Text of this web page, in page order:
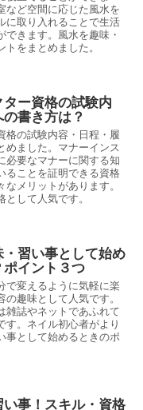
など空間に応じた風水を
に取り入れることで生活
できます。風水を趣味・
をまとめました。
ー資格の試験内
書き方は？
格の試験内容・日程・履
めました。マナーインス
必要なマナーに関する知
ることを証明できる資格
メリットがあります。
して人気です。
習い事として始め
ポイント３つ
で変えるように気軽に楽
の趣味として人気です。
雑誌やネットであふれて
す。ネイル初心者がより
事として始めるときのポ
事！スキル・資格